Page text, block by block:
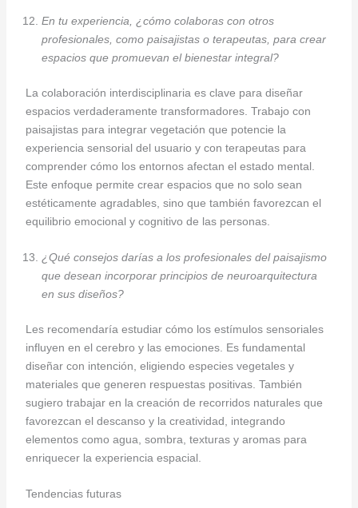
En tu experiencia, ¿cómo colaboras con otros
profesionales, como paisajistas o terapeutas, para crear
espacios que promuevan el bienestar integral?
La colaboración interdisciplinaria es clave para diseñar
espacios verdaderamente transformadores. Trabajo con
paisajistas para integrar vegetación que potencie la
experiencia sensorial del usuario y con terapeutas para
comprender cómo los entornos afectan el estado mental.
Este enfoque permite crear espacios que no solo sean
estéticamente agradables, sino que también favorezcan el
equilibrio emocional y cognitivo de las personas.
¿Qué consejos darías a los profesionales del paisajismo
que desean incorporar principios de neuroarquitectura
en sus diseños?
Les recomendaría estudiar cómo los estímulos sensoriales
influyen en el cerebro y las emociones. Es fundamental
diseñar con intención, eligiendo especies vegetales y
materiales que generen respuestas positivas. También
sugiero trabajar en la creación de recorridos naturales que
favorezcan el descanso y la creatividad, integrando
elementos como agua, sombra, texturas y aromas para
enriquecer la experiencia espacial.
Tendencias futuras